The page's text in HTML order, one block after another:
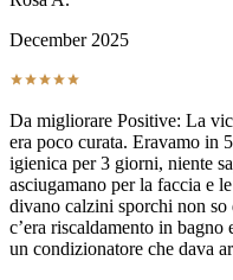
December 2025
Da migliorare Positive: La
era poco curata. Eravamo in
igienica per 3 giorni, niente
asciugamano per la faccia e
divano calzini sporchi non so
c’era riscaldamento in bagno
un condizionatore che dava